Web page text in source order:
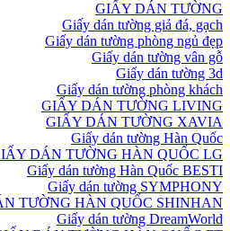
GIẤY DÁN TƯỜNG
Giấy dán tường giả đá, gạch
Giấy dán tường phòng ngủ đẹp
Giấy dán tường vân gỗ
Giấy dán tường 3d
Giấy dán tường phòng khách
GIẤY DÁN TƯỜNG LIVING
GIẤY DÁN TƯỜNG XAVIA
Giấy dán tường Hàn Quốc
DÁN TƯỜNG HÀN QUỐC LG
Giấy dán tường Hàn Quốc BESTI
Giấy dán tường SYMPHONY
TƯỜNG HÀN QUỐC SHINHAN
Giấy dán tường DreamWorld